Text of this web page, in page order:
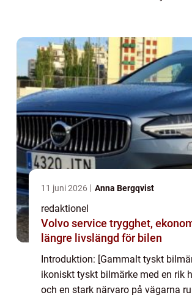
11 juni 2026 Anna Bergqvist
redaktionel
Volvo service trygghet, ekonomi och
längre livslängd för bilen
Introduktion: [Gammalt tyskt
ikoniskt tyskt bilmärke med en rik
och en stark närvaro på vägarna